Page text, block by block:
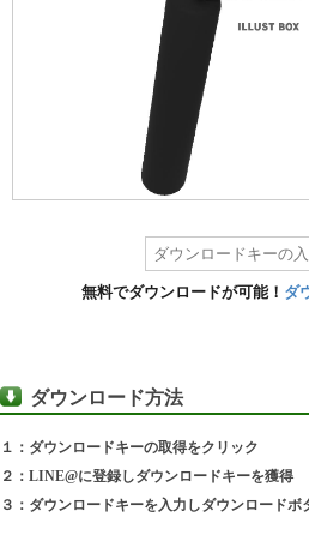
無料でダウンロードが可能！ ダ
ダウンロード方法
１：ダウンロードキーの取得をクリック
２：LINE@に登録しダウンロードキーを獲得
３：ダウンロードキーを入力しダウンロードボ